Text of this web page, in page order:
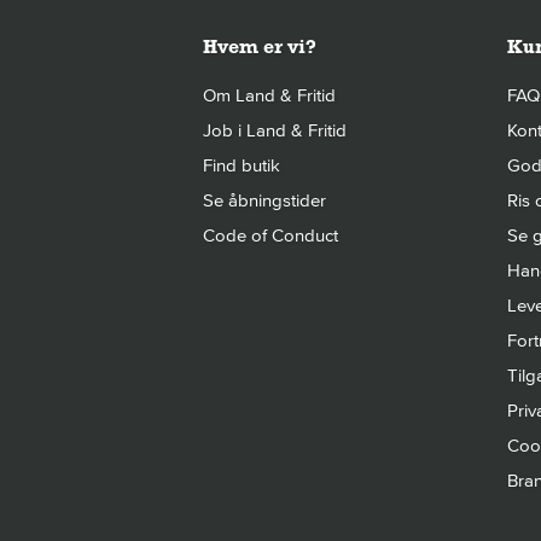
Hvem er vi?
Om Land & Fritid
Job i Land & Fritid
Find butik
Se åbningstider
Code of Conduct
FAQ
Ris
Se